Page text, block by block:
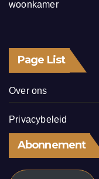
woonkamer
Page List
Over ons
Privacybeleid
Abonnement